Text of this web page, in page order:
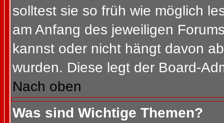
solltest sie so früh wie möglich
am Anfang des jeweiligen
kannst oder nicht hängt davon
wurden. Diese legt der Board-
Nach oben
Was sind Wichtige Themen?